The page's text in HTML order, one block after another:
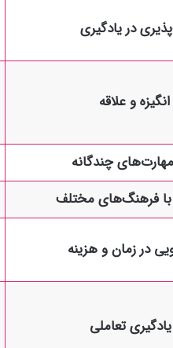
در یادگیری
و علاقه
چندگانه
با فرهنگ‌های مختلف
در زمان و هزینه
تعاملی